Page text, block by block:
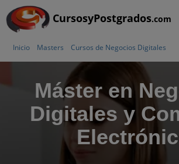
CursosyPostgrados.com
Inicio Masters Cursos de Negocios Digitales
Máster en
Digitales y